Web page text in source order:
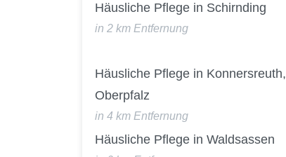
Häusliche Pflege in Schirnding
in 2 km Entfernung
Häusliche Pflege in Konnersreuth,
Oberpfalz
in 4 km Entfernung
Häusliche Pflege in Waldsassen